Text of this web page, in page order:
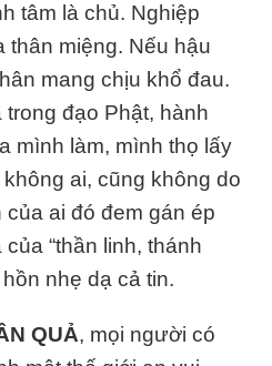
tâm là chủ. Nghiệp
thân miệng. Nếu hậu
mang chịu khổ đau.
đạo Phật, hành
mình làm, mình thọ lấy
ai, cũng không do
ai đó đem gán ép
“thần linh, thánh
nhẹ dạ cả tin.
QUẢ, mọi người có